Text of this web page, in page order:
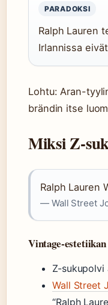
PARADOKSI
Ralph Lauren
Irlannissa
Lohtu: Aran-
brändin itse
Miksi Z-
Ralph Lauren
— Wall Street
Vintage-estetiikan
Z-sukupolvi
Wall Street
“Ralph